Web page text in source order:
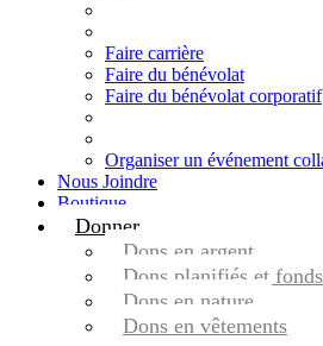
Faire carrière
Faire du bénévolat
Faire du bénévolat corporatif
Organiser un événement
Nous Joindre
Boutique
Donner
Dons en argent
Dons planifiés et
Dons en nature
Dons en vêtements